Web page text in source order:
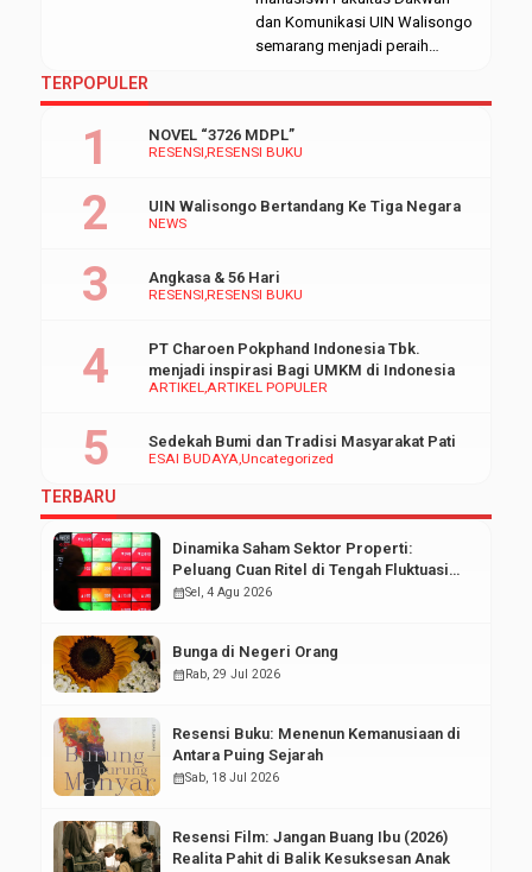
3,91. Ia merupakan angkatan
pertama yang lulus
Belanda Waspadai Perlawanan
[…]
dan Komunikasi UIN Walisongo
semarang menjadi peraih
bahwasannya kuliah sambil
tepat waktu. Rabu, (28/8/2019).
skripsinya susah kelarnya dan
TERPOPULER
RESENSI RESENSI BUKU
NOVEL “3726 MDPL”
NEWS
UIN Walisongo Bertandang Ke Tiga Negara
RESENSI RESENSI BUKU
Angkasa & 56 Hari
ARTIKELARTIKEL POPULER
PT Charoen Pokphand Indonesia Tbk.
menjadi inspirasi Bagi UMKM di Indonesia
ESAI BUDAYAUncategorized
Sedekah Bumi dan Tradisi Masyarakat Pati
TERBARU
Dinamika Saham Sektor Properti:
Peluang Cuan Ritel di Tengah Fluktuasi
Pasar Modal
calendar_monthSel, 4 Agu 2026
Bunga di Negeri Orang
calendar_monthRab, 29 Jul 2026
Resensi Buku: Menenun Kemanusiaan di
Antara Puing Sejarah
calendar_monthSab, 18 Jul 2026
Resensi Film: Jangan Buang Ibu (2026)
Realita Pahit di Balik Kesuksesan Anak